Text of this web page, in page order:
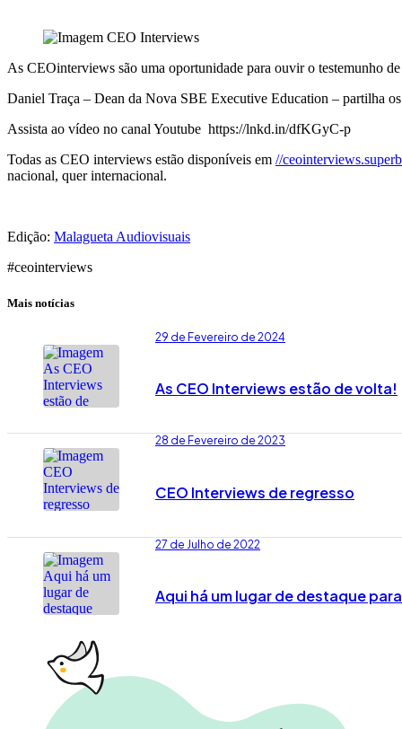
As CEOinterviews são uma oportunidade para ouvir o testemunho
Daniel Traça – Dean da Nova SBE Executive Education – partilha
Assista ao vídeo no canal Youtube https://lnkd.in/dfKGyC-p
Todas as CEO interviews estão disponíveis em //
nacional, quer internacional.
Edição: Malagueta Audiovisuais
#ceointerviews
Mais notícias
29 de Fevereiro de 2024
As CEO Interviews estão de volta!
28 de Fevereiro de 2023
CEO Interviews de regresso
27 de Julho de 2022
Aqui há um lugar de destaque para